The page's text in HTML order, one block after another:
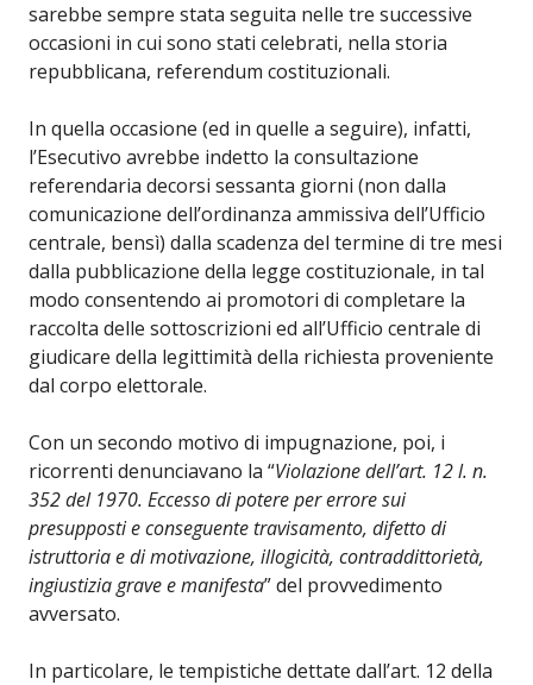
sarebbe sempre stata seguita nelle tre successive
occasioni in cui sono stati celebrati, nella storia
repubblicana, referendum costituzionali.
In quella occasione (ed in quelle a seguire), infatti,
l’Esecutivo avrebbe indetto la consultazione
referendaria decorsi sessanta giorni (non dalla
comunicazione dell’ordinanza ammissiva dell’Ufficio
centrale, bensì) dalla scadenza del termine di tre mesi
dalla pubblicazione della legge costituzionale, in tal
modo consentendo ai promotori di completare la
raccolta delle sottoscrizioni ed all’Ufficio centrale di
giudicare della legittimità della richiesta proveniente
dal corpo elettorale.
Con un secondo motivo di impugnazione, poi, i
ricorrenti denunciavano la “Violazione dell’art. 12 l. n.
352 del 1970. Eccesso di potere per errore sui
presupposti e conseguente travisamento, difetto di
istruttoria e di motivazione, illogicità, contraddittorietà,
ingiustizia grave e manifesta” del provvedimento
avversato.
In particolare, le tempistiche dettate dall’art. 12 della